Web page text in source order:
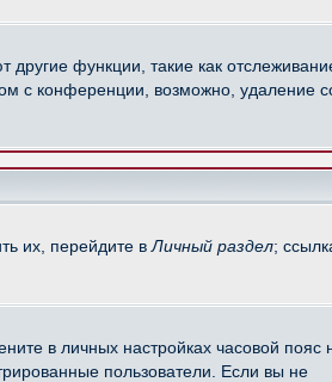
функции, такие как
с конференции, возможно, удаление
их, перейдите в Личный раздел;
в личных настройках часовой пояс
пользователи. Если вы не